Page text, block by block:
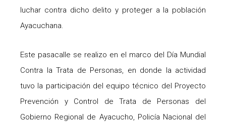
luchar contra dicho delito y proteger a la población
Ayacuchana.
Este pasacalle se realizo en el marco del Día Mundial
Contra la Trata de Personas, en donde la actividad
tuvo la participación del equipo técnico del Proyecto
Prevención y Control de Trata de Personas del
Gobierno Regional de Ayacucho, Policía Nacional del